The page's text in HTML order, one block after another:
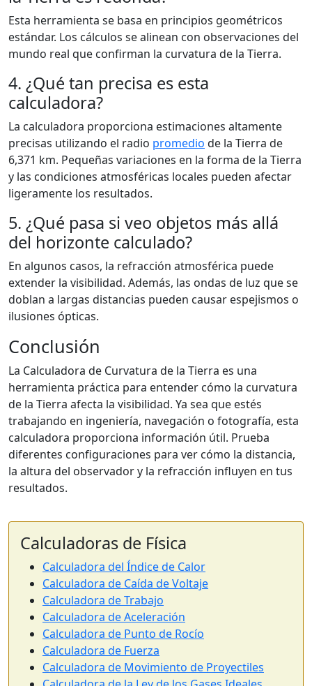
Esta herramienta se basa en principios geométricos
estándar. Los cálculos se alinean con observaciones del
mundo real que confirman la curvatura de la Tierra.
4. ¿Qué tan precisa es esta
calculadora?
La calculadora proporciona estimaciones altamente
precisas utilizando el radio promedio de la Tierra de
6,371 km. Pequeñas variaciones en la forma de la Tierra
y las condiciones atmosféricas locales pueden afectar
ligeramente los resultados.
5. ¿Qué pasa si veo objetos más allá
del horizonte calculado?
En algunos casos, la refracción atmosférica puede
extender la visibilidad. Además, las ondas de luz que se
doblan a largas distancias pueden causar espejismos o
ilusiones ópticas.
Conclusión
La Calculadora de Curvatura de la Tierra es una
herramienta práctica para entender cómo la curvatura
de la Tierra afecta la visibilidad. Ya sea que estés
trabajando en ingeniería, navegación o fotografía, esta
calculadora proporciona información útil. Prueba
diferentes configuraciones para ver cómo la distancia,
la altura del observador y la refracción influyen en tus
resultados.
Calculadoras de Física
Calculadora del Índice de Calor
Calculadora de Caída de Voltaje
Calculadora de Trabajo
Calculadora de Aceleración
Calculadora de Punto de Rocío
Calculadora de Fuerza
Calculadora de Movimiento de Proyectiles